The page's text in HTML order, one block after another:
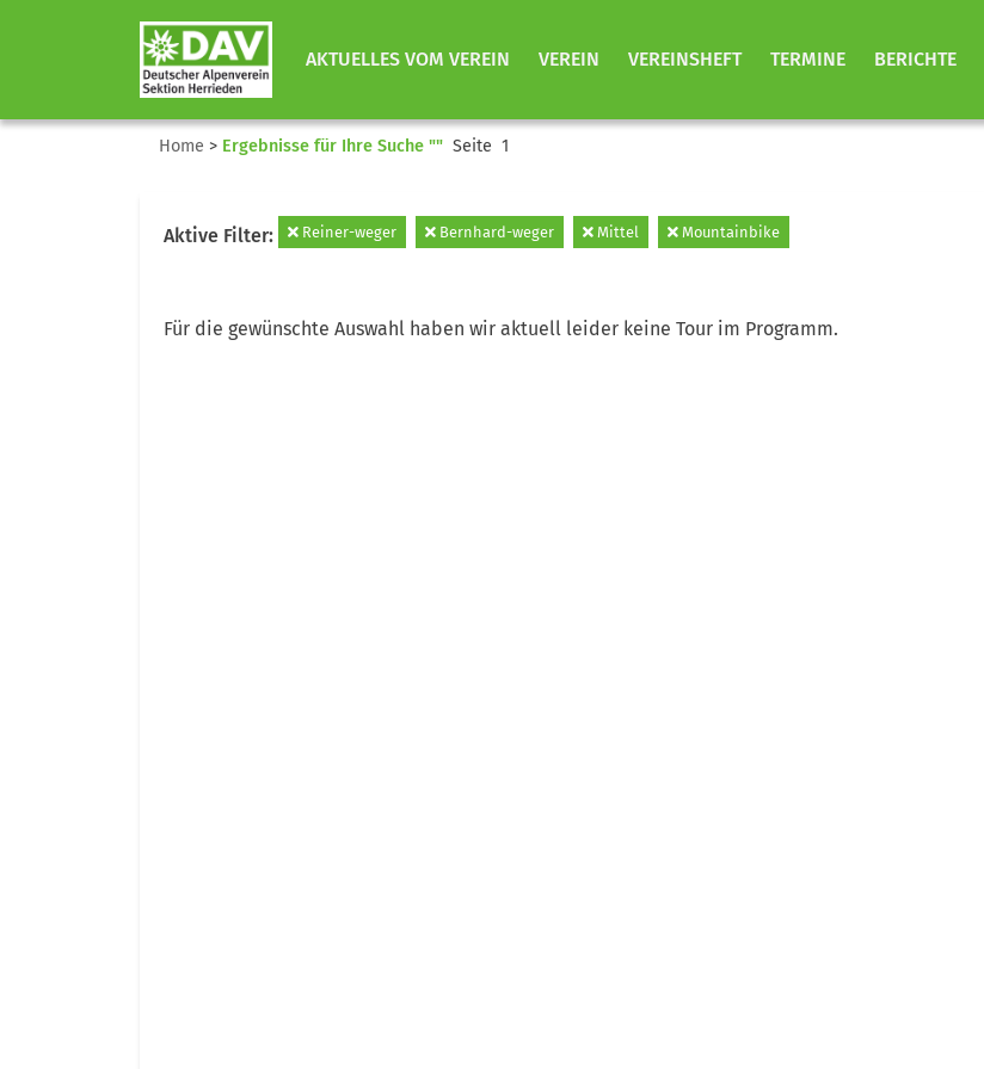
AKTUELLES VOM VEREIN VEREIN VEREINSHEFT TERMINE BERICHTE
Home > Ergebnisse für Ihre Suche "" Seite 1
Aktive Filter: Reiner-weger Bernhard-weger Mittel Mountainbike
Für die gewünschte Auswahl haben wir aktuell leider keine Tour im Programm.